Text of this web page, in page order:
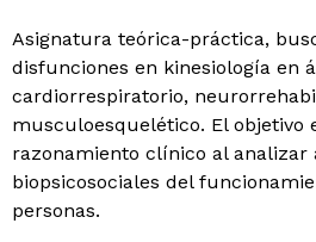
Asignatura teórica-práctica,
disfunciones en kinesiología en
cardiorrespiratorio,
musculoesquelético. El objetivo
razonamiento clínico al analizar
biopsicosociales del
personas.